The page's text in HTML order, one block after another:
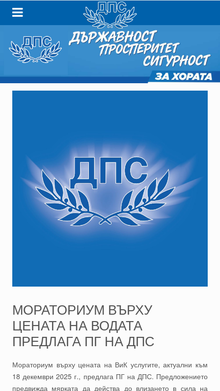
МОРАТОРИУМ ВЪРХУ
ЦЕНАТА НА ВОДАТА
ПРЕДЛАГА ПГ НА ДПС
Мораториум върху цената на ВиК услугите, актуални към
18 декември 2025 г., предлага ПГ на ДПС. Предложението
предвижда мярката да действа до влизането в сила на